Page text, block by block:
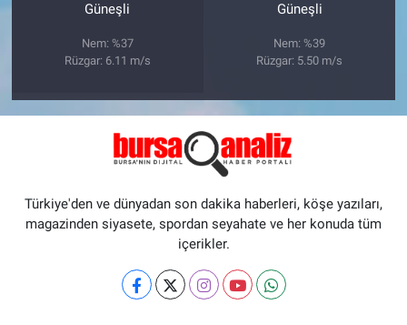
Güneşli
Nem: %37
Rüzgar: 6.11 m/s
Güneşli
Nem: %39
Rüzgar: 5.50 m/s
Türkiye'den ve dünyadan son dakika haberleri, köşe yazıları,
magazinden siyasete, spordan seyahate ve her konuda tüm
içerikler.